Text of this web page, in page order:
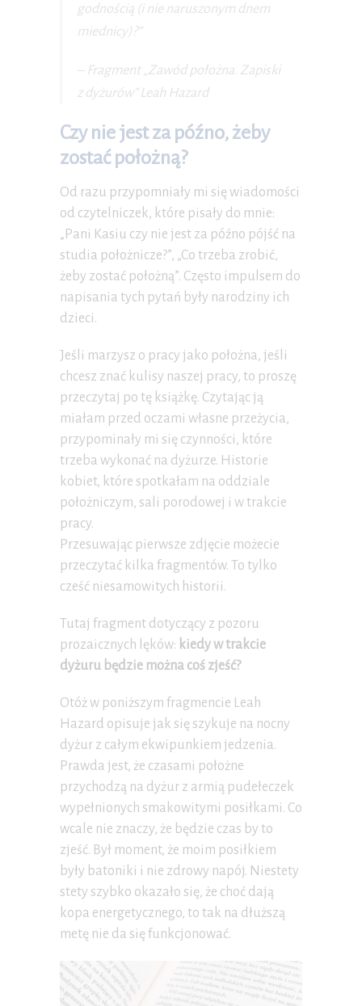
godnością (i nie naruszonym dnem
miednicy)?”
– Fragment „Zawód położna. Zapiski
z dyżurów” Leah Hazard
Czy nie jest za późno, żeby
zostać położną?
Od razu przypomniały mi się wiadomości
od czytelniczek, które pisały do mnie:
„Pani Kasiu czy nie jest za późno pójść na
studia położnicze?”, „Co trzeba zrobić,
żeby zostać położną”. Często impulsem do
napisania tych pytań były narodziny ich
dzieci.
Jeśli marzysz o pracy jako położna, jeśli
chcesz znać kulisy naszej pracy, to proszę
przeczytaj po tę książkę. Czytając ją
miałam przed oczami własne przeżycia,
przypominały mi się czynności, które
trzeba wykonać na dyżurze. Historie
kobiet, które spotkałam na oddziale
położniczym, sali porodowej i w trakcie
pracy.
Przesuwając pierwsze zdjęcie możecie
przeczytać kilka fragmentów. To tylko
cześć niesamowitych historii.
Tutaj fragment dotyczący z pozoru
prozaicznych lęków: kiedy w trakcie
dyżuru będzie można coś zjeść?
Otóż w poniższym fragmencie Leah
Hazard opisuje jak się szykuje na nocny
dyżur z całym ekwipunkiem jedzenia.
Prawda jest, że czasami położne
przychodzą na dyżur z armią pudełeczek
wypełnionych smakowitymi posiłkami. Co
wcale nie znaczy, że będzie czas by to
zjeść. Był moment, że moim posiłkiem
były batoniki i nie zdrowy napój. Niestety
stety szybko okazało się, że choć dają
kopa energetycznego, to tak na dłuższą
metę nie da się funkcjonować.